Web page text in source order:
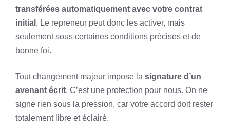
transférées automatiquement avec votre contrat
initial . Le repreneur peut donc les activer, mais
seulement sous certaines conditions précises et de
bonne foi.
Tout changement majeur impose la signature d’un
avenant écrit. C’est une protection pour nous. On ne
signe rien sous la pression, car votre accord doit rester
totalement libre et éclairé.